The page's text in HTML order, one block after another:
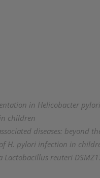
in Helicobacter
children
diseases: beyond
H. pylori infection in
reuteri